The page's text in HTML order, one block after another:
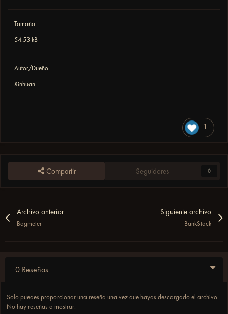
Tamaño
54.53 kB
Autor/Dueño
Xinhuan
1
Compartir Seguidores 0
Archivo anterior
Bagmeter
Siguiente archivo
BankStack
0 Reseñas
Solo puedes proporcionar una reseña una vez que hayas descargado el archivo.
No hay reseñas a mostrar.